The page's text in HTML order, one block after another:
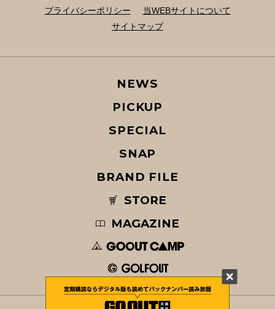
プライバシーポリシー
当WEBサイトについて
サイトマップ
NEWS
PICKUP
SPECIAL
SNAP
BRAND FILE
STORE
MAGAZINE